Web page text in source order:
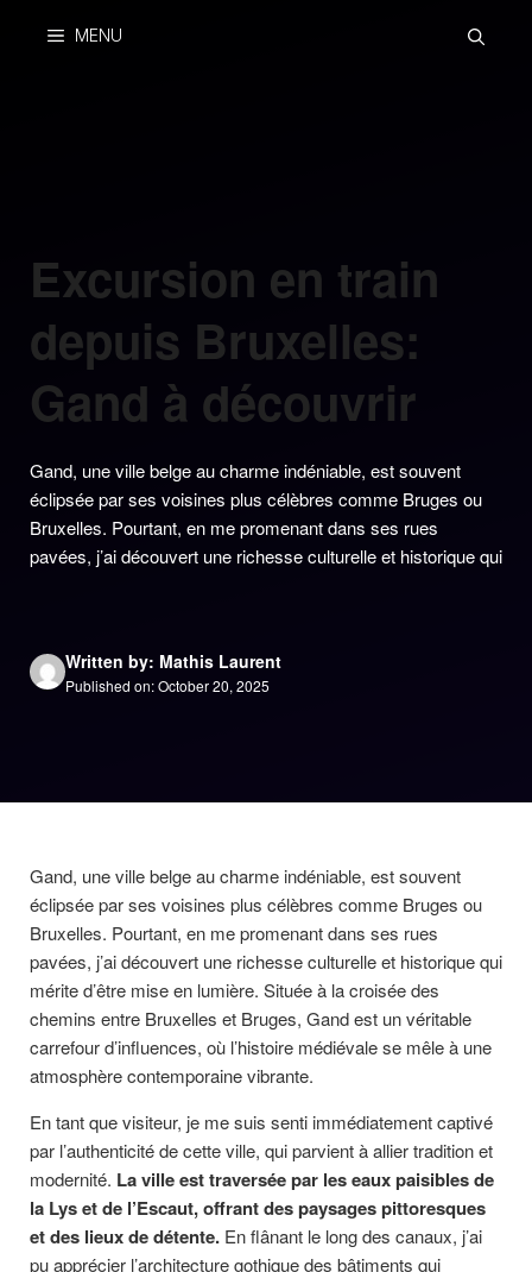
MENU
Excursion en train
depuis Bruxelles:
Gand à découvrir
Gand, une ville belge au charme indéniable, est souvent
éclipsée par ses voisines plus célèbres comme Bruges ou
Bruxelles. Pourtant, en me promenant dans ses rues
pavées, j’ai découvert une richesse culturelle et historique qui
Written by: Mathis Laurent
Published on: October 20, 2025
Gand, une ville belge au charme indéniable, est souvent
éclipsée par ses voisines plus célèbres comme Bruges ou
Bruxelles. Pourtant, en me promenant dans ses rues
pavées, j’ai découvert une richesse culturelle et historique qui
mérite d’être mise en lumière. Située à la croisée des
chemins entre Bruxelles et Bruges, Gand est un véritable
carrefour d’influences, où l’histoire médiévale se mêle à une
atmosphère contemporaine vibrante.
En tant que visiteur, je me suis senti immédiatement captivé
par l’authenticité de cette ville, qui parvient à allier tradition et
modernité. La ville est traversée par les eaux paisibles de
la Lys et de l’Escaut, offrant des paysages pittoresques
et des lieux de détente. En flânant le long des canaux, j’ai
pu apprécier l’architecture gothique des bâtiments qui